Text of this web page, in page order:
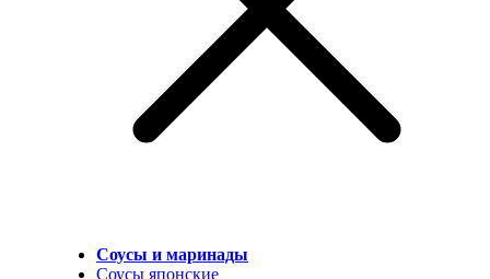
Соусы и маринады
Соусы японские